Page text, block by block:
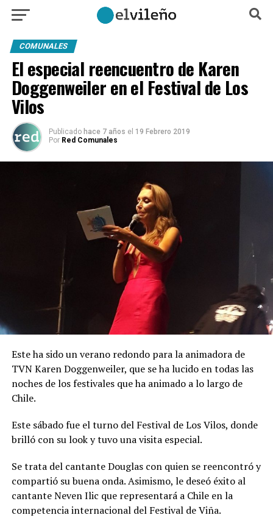
COMUNALES
El especial reencuentro de Karen
Doggenweiler en el Festival de Los
Vilos
Publicado hace 7 años el 19 Febrero 2019
Por Red Comunales
Este ha sido un verano redondo para la animadora de
TVN Karen Doggenweiler, que se ha lucido en todas las
noches de los festivales que ha animado a lo largo de
Chile.
Este sábado fue el turno del Festival de Los Vilos, donde
brilló con su look y tuvo una visita especial.
Se trata del cantante Douglas con quien se reencontró y
compartió su buena onda. Asimismo, le deseó éxito al
cantante Neven Ilic que representará a Chile en la
competencia internacional del Festival de Viña.